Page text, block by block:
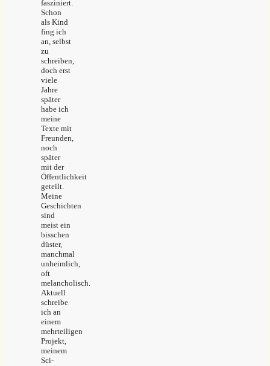
fasziniert.
Schon
als Kind
fing ich
an, selbst
zu
schreiben,
doch erst
viele
Jahre
später
habe ich
meine
Texte mit
Freunden,
noch
später
mit der
Öffentlichkeit
geteilt.
Meine
Geschichten
sind
meist ein
bisschen
düster,
manchmal
unheimlich,
oft
melancholisch.
Aktuell
schreibe
ich an
einem
mehrteiligen
Projekt,
meinem
Sci-